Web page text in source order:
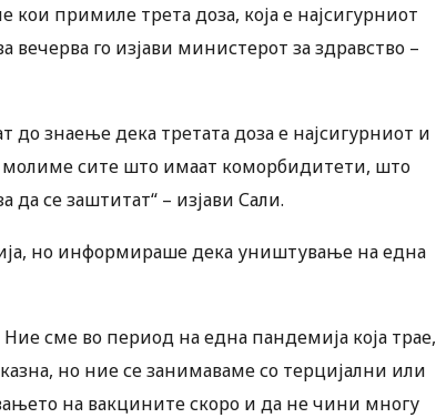
примиле трета доза, која е најсигурниот
го изјави министерот за здравство –
знаење дека третата доза е најсигурниот и
молиме сите што имаат коморбидитети, што
да се заштитат“ – изјави Сали.
но информираше дека уништување на една
сме во период на една пандемија која трае,
но ние се занимаваме со терцијални или
на вакцините скоро и да не чини многу